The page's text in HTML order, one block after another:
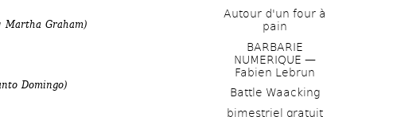
Martha Graham)
Domingo)
Autour d'un four à
pain
BARBARIE
NUMERIQUE —
Fabien Lebrun
Battle Waacking
bimestriel gratuit